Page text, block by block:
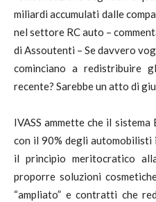
miliardi accumulati dalle
nel settore RC auto –
di Assoutenti – Se davvero
cominciano a redistribuire
recente? Sarebbe un atto di
IVASS ammette che il
con il 90% degli automobilisti
il principio meritocratico
proporre soluzioni
“ampliato” e contratti che